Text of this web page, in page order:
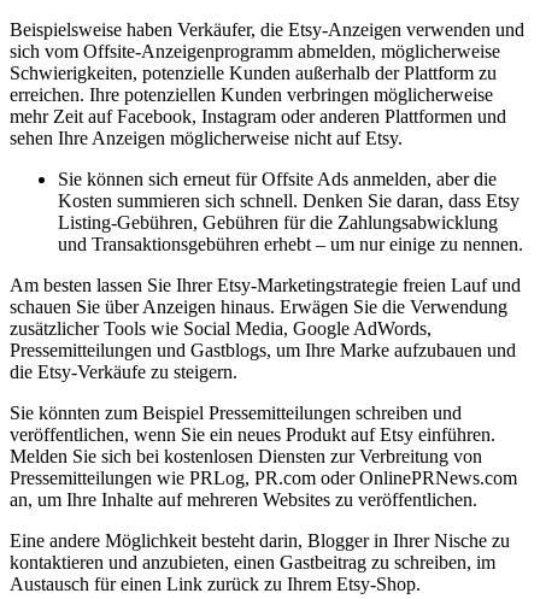
Beispielsweise haben Verkäufer, die Etsy-Anzeigen verwenden und
sich vom Offsite-Anzeigenprogramm abmelden, möglicherweise
Schwierigkeiten, potenzielle Kunden außerhalb der Plattform zu
erreichen. Ihre potenziellen Kunden verbringen möglicherweise
mehr Zeit auf Facebook, Instagram oder anderen Plattformen und
sehen Ihre Anzeigen möglicherweise nicht auf Etsy.
Sie können sich erneut für Offsite Ads anmelden, aber die
Kosten summieren sich schnell. Denken Sie daran, dass Etsy
Listing-Gebühren, Gebühren für die Zahlungsabwicklung
und Transaktionsgebühren erhebt – um nur einige zu nennen.
Am besten lassen Sie Ihrer Etsy-Marketingstrategie freien Lauf und
schauen Sie über Anzeigen hinaus. Erwägen Sie die Verwendung
zusätzlicher Tools wie Social Media, Google AdWords,
Pressemitteilungen und Gastblogs, um Ihre Marke aufzubauen und
die Etsy-Verkäufe zu steigern.
Sie könnten zum Beispiel Pressemitteilungen schreiben und
veröffentlichen, wenn Sie ein neues Produkt auf Etsy einführen.
Melden Sie sich bei kostenlosen Diensten zur Verbreitung von
Pressemitteilungen wie PRLog, PR.com oder OnlinePRNews.com
an, um Ihre Inhalte auf mehreren Websites zu veröffentlichen.
Eine andere Möglichkeit besteht darin, Blogger in Ihrer Nische zu
kontaktieren und anzubieten, einen Gastbeitrag zu schreiben, im
Austausch für einen Link zurück zu Ihrem Etsy-Shop.